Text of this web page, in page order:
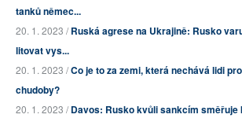
tanků němec...
20. 1. 2023 /Ruská agrese na Ukrajině: Rusko
litovat vys...
20. 1. 2023 /Co je to za zemi, která nechává lidi
chudoby?
20. 1. 2023 /Davos: Rusko kvůli sankcím směřuje